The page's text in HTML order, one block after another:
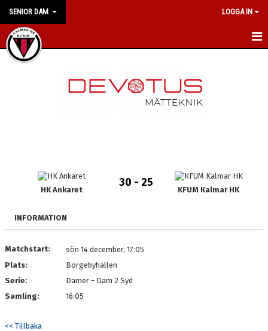
SENIOR DAM LOGGA IN
HEM
BILDGALLERI
DOKUMENT
HK Ankaret
30 - 25
KFUM Kalmar HK
INFORMATION
Matchstart:
sön 14 december, 17:05
Plats:
Borgebyhallen
Serie:
Damer - Dam 2 Syd
Samling:
16:05
<< Tillbaka